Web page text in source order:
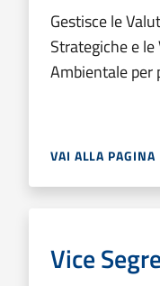
Gestisce le
Strategiche e
Ambientale per
VAI ALLA PAGINA
Vice